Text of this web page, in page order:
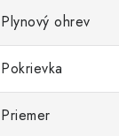
Plynový ohrev
Pokrievka
Priemer